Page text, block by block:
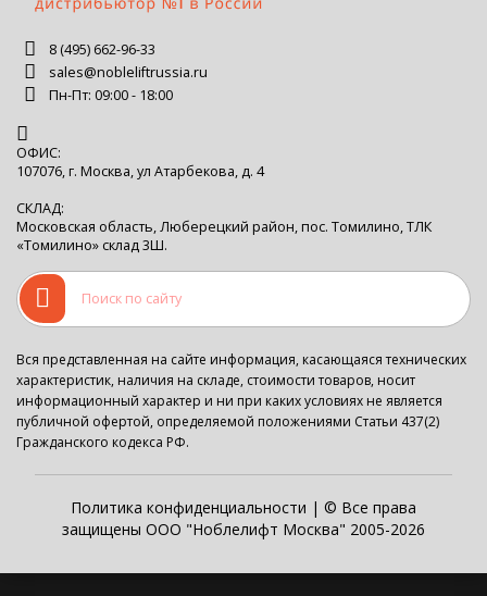
8 (495) 662-96-33
sales@nobleliftrussia.ru
Пн-Пт: 09:00 - 18:00
ОФИС:
107076, г. Москва, ул Атарбекова, д. 4
СКЛАД:
Московская область, Люберецкий район, пос. Томилино, ТЛК
«Томилино» склад 3Ш.
Вся представленная на сайте информация, касающаяся технических
характеристик, наличия на складе, стоимости товаров, носит
информационный характер и ни при каких условиях не является
публичной офертой, определяемой положениями Статьи 437(2)
Гражданского кодекса РФ.
Политика конфиденциальности | © Все права
защищены ООО "Ноблелифт Москва" 2005-2026